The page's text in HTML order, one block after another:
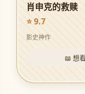
肖申克的救赎
⭐ 9.7
影史神作
📖 想看